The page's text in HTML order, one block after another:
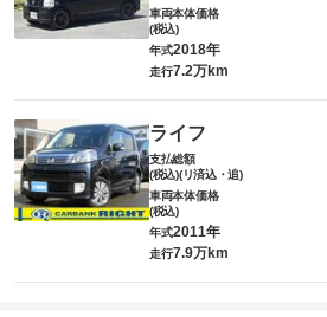
車両本体価格
(税込)
年式2018年
走行7.2万km
ライフ
支払総額
(税込)(リ済込・追)
車両本体価格
(税込)
年式2011年
走行7.9万km